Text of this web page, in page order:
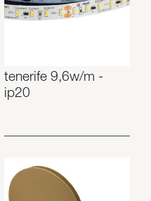
tenerife 9,6w/m -
ip20